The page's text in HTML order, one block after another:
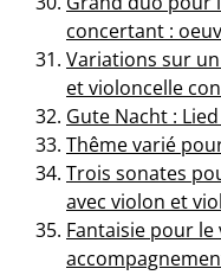
concertant :
Variations sur
et violoncelle
Gute Nacht :
Thême varié
Trois sonates
avec violon et
Fantaisie pour le